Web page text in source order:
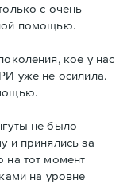
с очень
помощью.
кое у нас
уже не осилила.
не было
и принялись за
на тот момент
на уровне